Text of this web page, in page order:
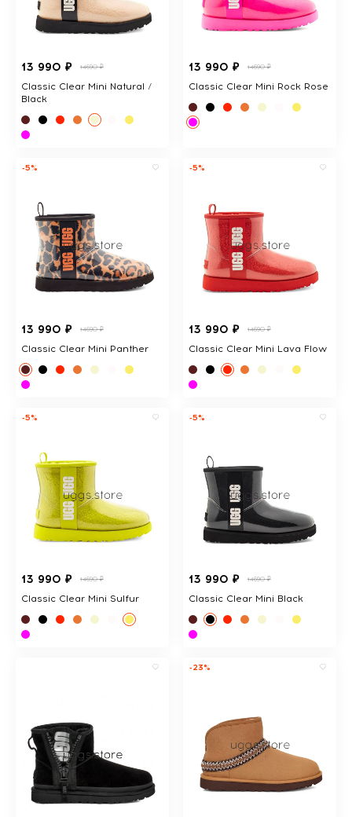
13 990 ₽ 14690 ₽
Classic Clear Mini Natural /
Black
13 990 ₽ 14690 ₽
Classic Clear Mini Rock Rose
-5%
13 990 ₽ 14690 ₽
Classic Clear Mini Panther
-5%
13 990 ₽ 14690 ₽
Classic Clear Mini Lava Flow
-5%
13 990 ₽ 14690 ₽
Classic Clear Mini Sulfur
-5%
13 990 ₽ 14690 ₽
Classic Clear Mini Black
-23%